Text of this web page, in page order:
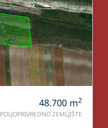
48.700 m2
POLJOPRIVREDNO ZEMLJIŠTE